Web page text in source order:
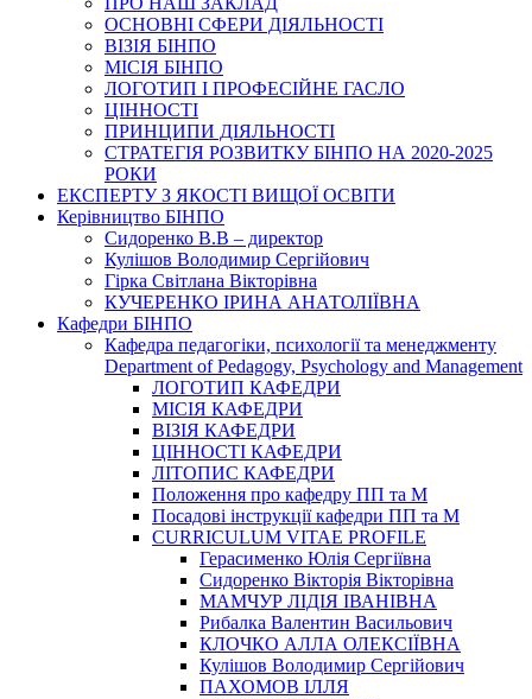
ОСНОВНІ СФЕРИ ДІЯЛЬНОСТІ
ВІЗІЯ БІНПО
МІСІЯ БІНПО
ЛОГОТИП І ПРОФЕСІЙНЕ ГАСЛО
ЦІННОСТІ
ПРИНЦИПИ ДІЯЛЬНОСТІ
СТРАТЕГІЯ РОЗВИТКУ БІНПО НА 2020-2025
РОКИ
ЕКСПЕРТУ З ЯКОСТІ ВИЩОЇ ОСВІТИ
Керівництво БІНПО
Сидоренко В.В – директор
Кулішов Володимир Сергійович
Гірка Світлана Вікторівна
КУЧЕРЕНКО ІРИНА АНАТОЛІЇВНА
Кафедри БІНПО
Кафедра педагогіки, психології та менеджменту
Department of Pedagogy, Psychology and Management
ЛОГОТИП КАФЕДРИ
МІСІЯ КАФЕДРИ
ВІЗІЯ КАФЕДРИ
ЦІННОСТІ КАФЕДРИ
ЛІТОПИС КАФЕДРИ
Положення про кафедру ПП та М
Посадові інструкції кафедри ПП та М
CURRICULUM VITAE PROFILE
Герасименко Юлія Сергіївна
Сидоренко Вікторія Вікторівна
МАМЧУР ЛІДІЯ ІВАНІВНА
Рибалка Валентин Васильович
КЛОЧКО АЛЛА ОЛЕКСІЇВНА
Кулішов Володимир Сергійович
ПАХОМОВ ІЛЛЯ